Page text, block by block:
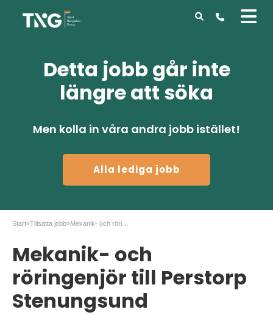
Detta jobb går inte
längre att söka
Men kolla in våra andra jobb istället!
Alla lediga jobb
Start»Tillsatta jobb»
Mekanik- och
röringenjör till Perstorp
Stenungsund